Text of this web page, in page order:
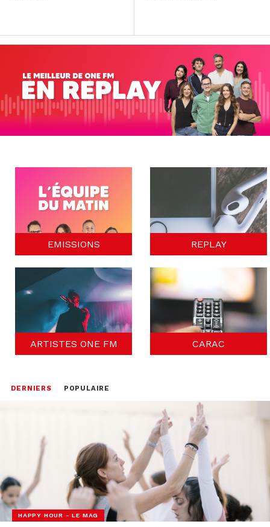
EMISSIONS REPLAY
ARTISTES ONE FM CARAC
DERNIERS POPULAIRE
HAPPY HOUR - LE MAG